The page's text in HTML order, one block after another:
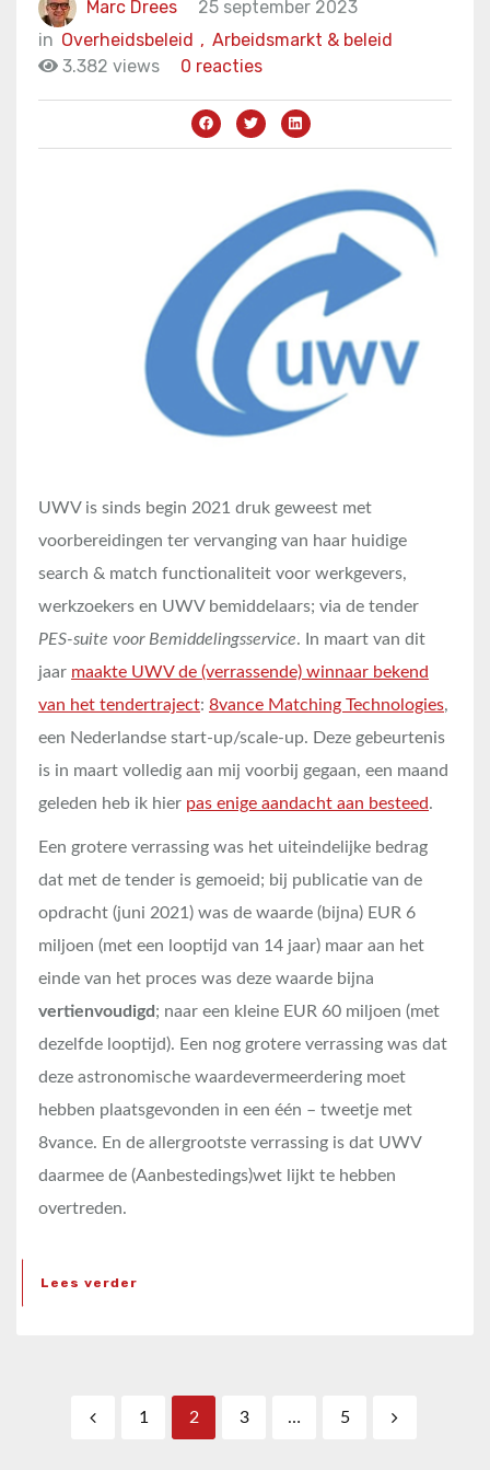
Marc Drees
25 september 2023
in
Arbeidsmarkt & beleid
Overheidsbeleid ,
3.382 views
0 reacties
UWV is sinds begin 2021 druk geweest met
voorbereidingen ter vervanging van haar huidige
search & match functionaliteit voor werkgevers,
werkzoekers en UWV bemiddelaars; via de tender
PES-suite voor Bemiddelingsservice. In maart van dit
jaar maakte UWV de (verrassende) winnaar bekend
van het tendertraject: 8vance Matching Technologies,
een Nederlandse start-up/scale-up. Deze gebeurtenis
is in maart volledig aan mij voorbij gegaan, een maand
geleden heb ik hier pas enige aandacht aan besteed.
Een grotere verrassing was het uiteindelijke bedrag
dat met de tender is gemoeid; bij publicatie van de
opdracht (juni 2021) was de waarde (bijna) EUR 6
miljoen (met een looptijd van 14 jaar) maar aan het
einde van het proces was deze waarde bijna
vertienvoudigd ; naar een kleine EUR 60 miljoen (met
dezelfde looptijd). Een nog grotere verrassing was dat
deze astronomische waardevermeerdering moet
hebben plaatsgevonden in een één – tweetje met
8vance. En de allergrootste verrassing is dat UWV
daarmee de (Aanbestedings)wet lijkt te hebben
overtreden.
Lees verder
Berichten paginering
1 2 3 … 5